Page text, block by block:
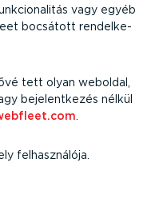
vagy egyéb
bocsátott rendel­ke­
tett olyan weboldal,
bejelent­kezés nélkül
felhasz­nálója.